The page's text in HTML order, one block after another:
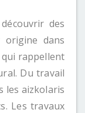
des
dans
qui rappellent
Du travail
les aizkolaris
Les travaux